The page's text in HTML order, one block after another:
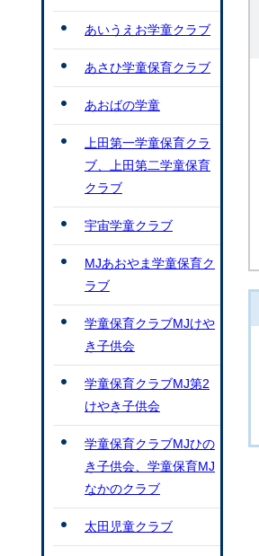
あいうえお学童クラブ
あさひ学童保育クラブ
あおばの学童
上田第一学童保育クラ
ブ、上田第二学童保育
クラブ
宇宙学童クラブ
MJあおやま学童保育ク
ラブ
学童保育クラブMJけや
き子供会
学童保育クラブMJ第2
けやき子供会
学童保育クラブMJひの
き子供会、学童保育MJ
なかのクラブ
太田児童クラブ